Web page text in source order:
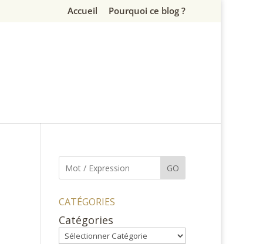
Accueil Pourquoi ce blog ?
GO
CATÉGORIES
Catégories